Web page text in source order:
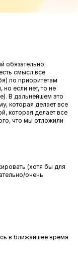
обязательно
смысл все
по приоритетам
если нет, то не
В дальнейшем это
которая делает все
которая делает все
что мы отложили
(хотя бы для
очень
в ближайшее время